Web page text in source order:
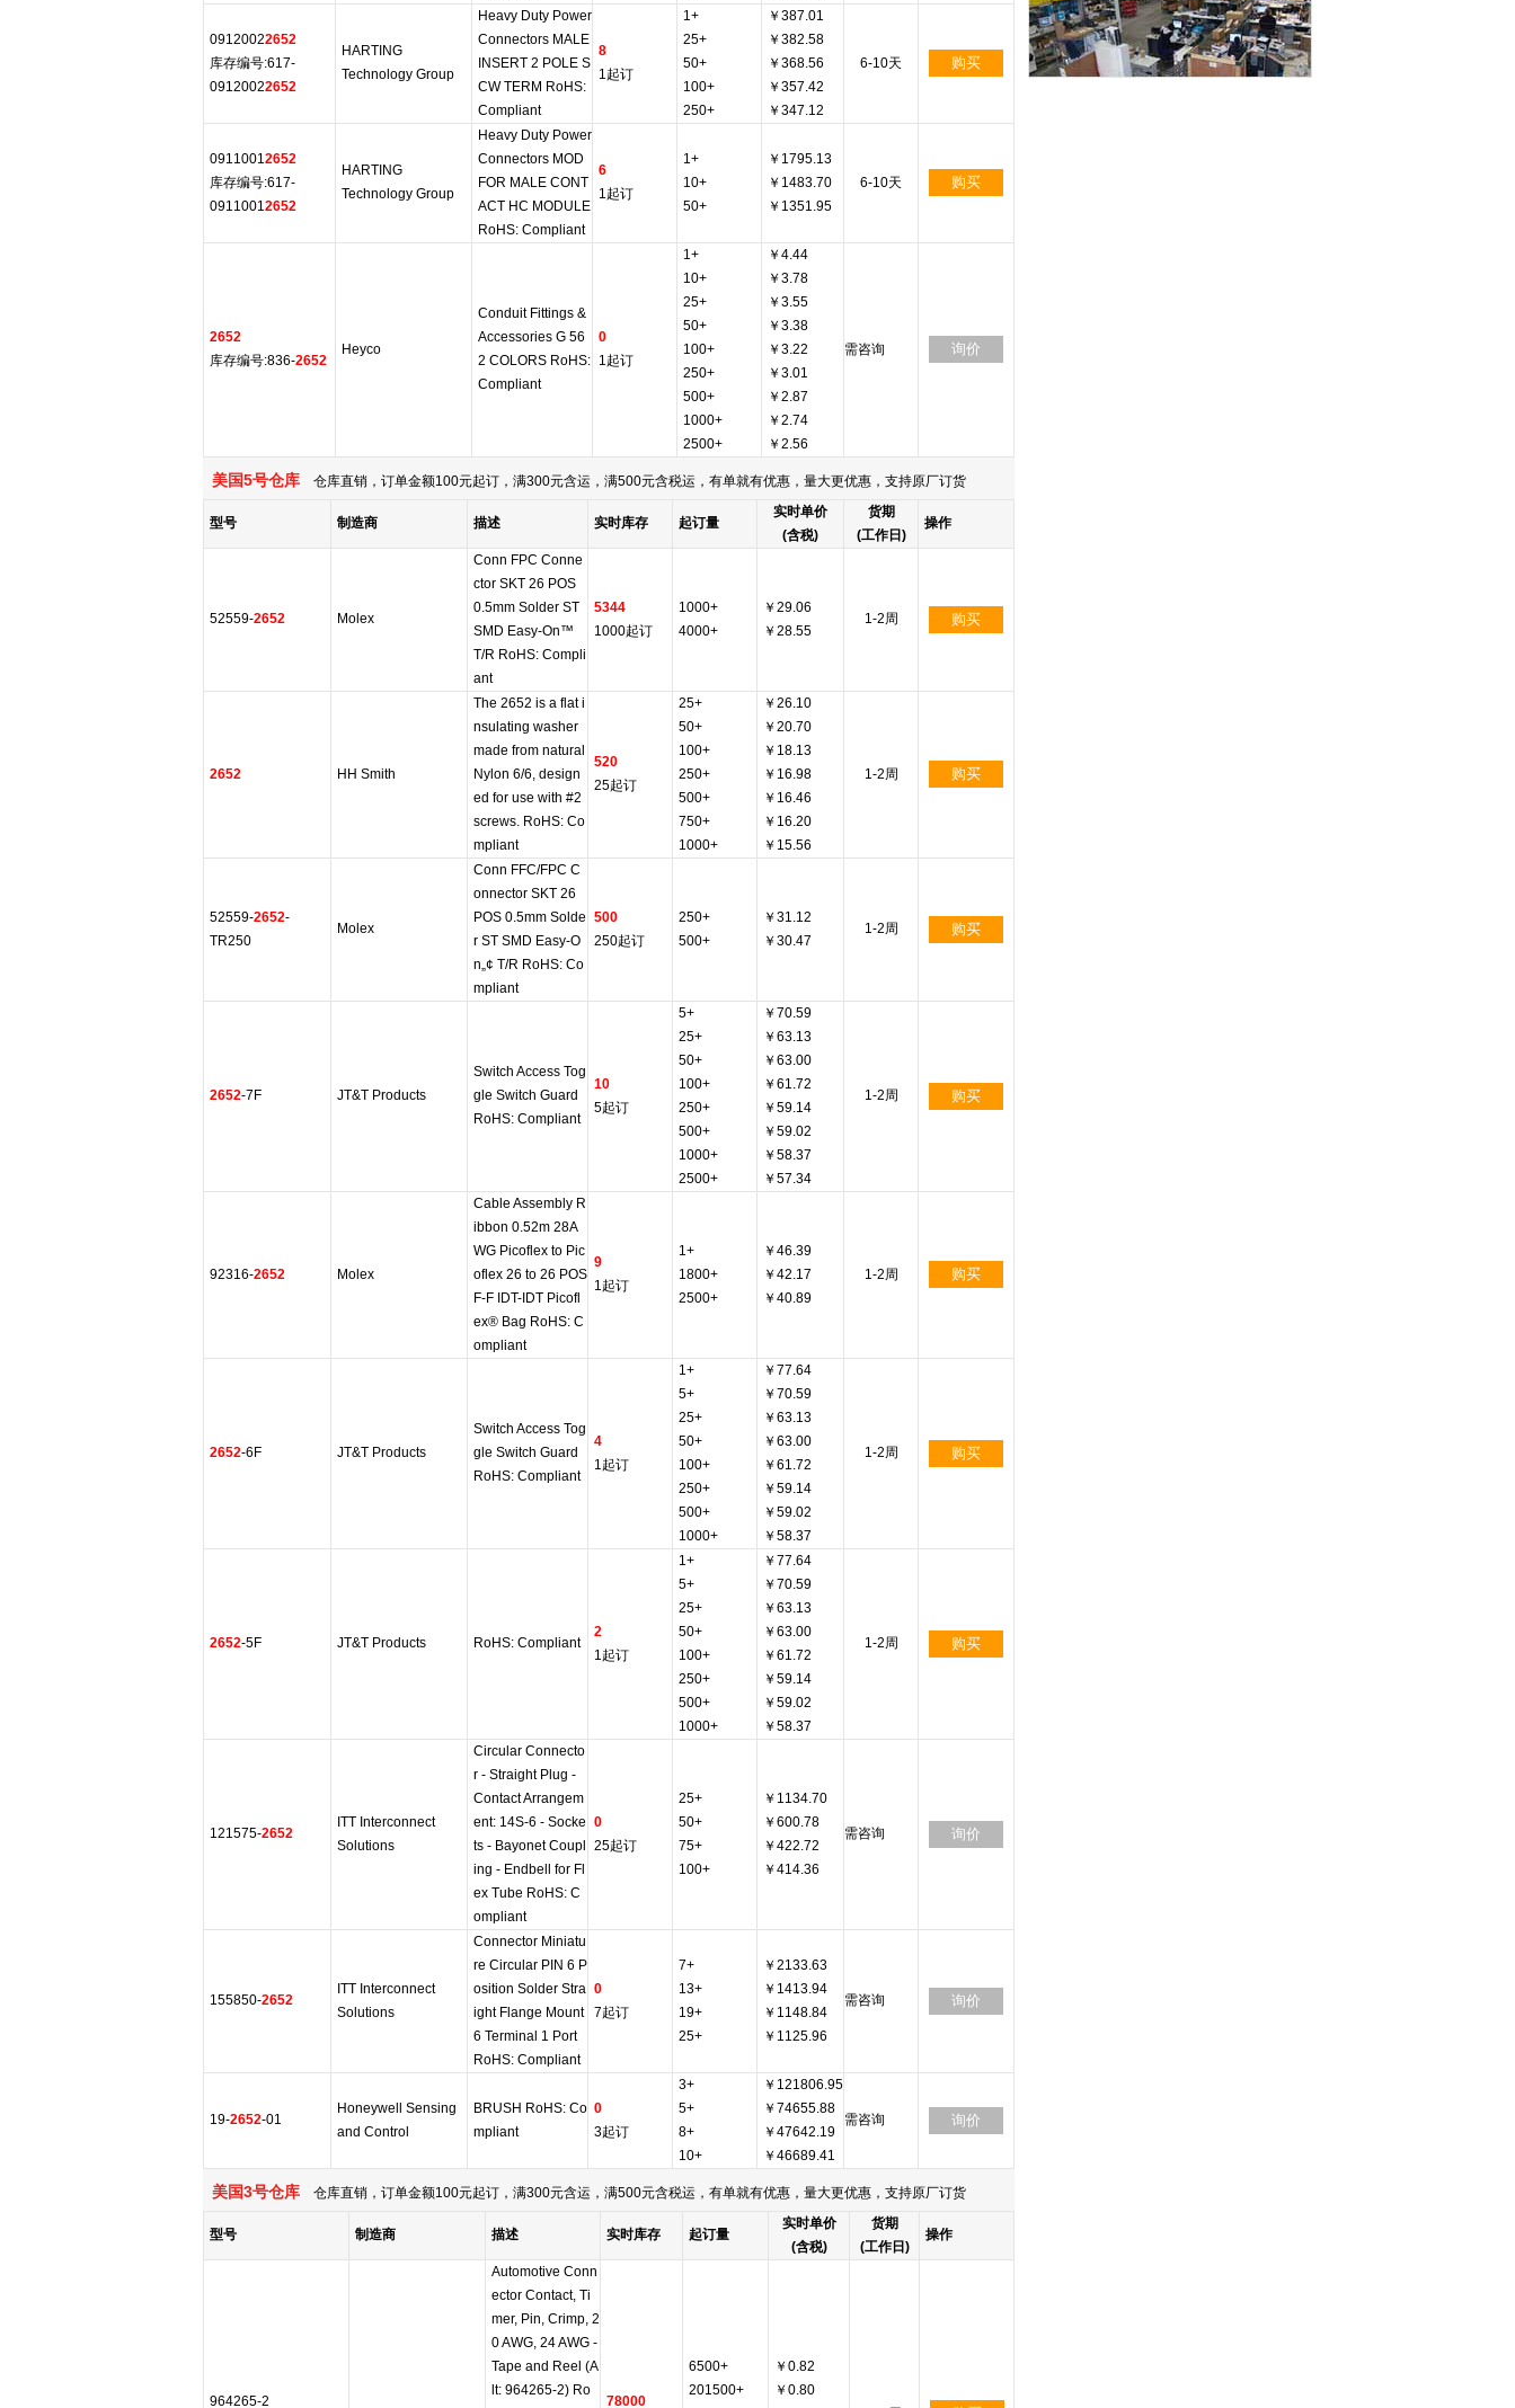
09120022652
库存编号:617-
09120022652
HARTING
Technology Group
Heavy Duty Power
Connectors MALE
INSERT 2 POLE S
CW TERM RoHS:
Compliant
8
1起订
1+
25+
50+
100+
250+
￥387.01
￥382.58
￥368.56
￥357.42
￥347.12
6-10天 购买
09110012652
库存编号:617-
09110012652
HARTING
Technology Group
Heavy Duty Power
Connectors MOD
FOR MALE CONT
ACT HC MODULE
RoHS: Compliant
6
1起订
1+
10+
50+
￥1795.13
￥1483.70
￥1351.95
6-10天 购买
2652
库存编号:836-2652
Heyco
Conduit Fittings &
Accessories G 56
2 COLORS RoHS:
Compliant
0
1起订
1+
10+
25+
50+
100+
250+
500+
1000+
2500+
￥4.44
￥3.78
￥3.55
￥3.38
￥3.22
￥3.01
￥2.87
￥2.74
￥2.56
需咨询 询价
美国5号仓库 仓库直销，订单金额100元起订，满300元含运，满500元含税运，有单就有优惠，量大更优惠，支持原厂订货
型号 制造商 描述 实时库存 起订量
实时单价
(含税)
货期
(工作日)
操作
52559-2652 Molex
Conn FPC Conne
ctor SKT 26 POS
0.5mm Solder ST
SMD Easy-On™
T/R RoHS: Compli
ant
5344
1000起订
1000+
4000+
￥29.06
￥28.55
1-2周 购买
2652 HH Smith
The 2652 is a flat i
nsulating washer
made from natural
Nylon 6/6, design
ed for use with #2
screws. RoHS: Co
mpliant
520
25起订
25+
50+
100+
250+
500+
750+
1000+
￥26.10
￥20.70
￥18.13
￥16.98
￥16.46
￥16.20
￥15.56
1-2周 购买
52559-2652-
TR250
Molex
Conn FFC/FPC C
onnector SKT 26
POS 0.5mm Solde
r ST SMD Easy-O
n„¢ T/R RoHS: Co
mpliant
500
250起订
250+
500+
￥31.12
￥30.47
1-2周 购买
2652-7F JT&T Products
Switch Access Tog
gle Switch Guard
RoHS: Compliant
10
5起订
5+
25+
50+
100+
250+
500+
1000+
2500+
￥70.59
￥63.13
￥63.00
￥61.72
￥59.14
￥59.02
￥58.37
￥57.34
1-2周 购买
92316-2652 Molex
Cable Assembly R
ibbon 0.52m 28A
WG Picoflex to Pic
oflex 26 to 26 POS
F-F IDT-IDT Picofl
ex® Bag RoHS: C
ompliant
9
1起订
1+
1800+
2500+
￥46.39
￥42.17
￥40.89
1-2周 购买
2652-6F JT&T Products
Switch Access Tog
gle Switch Guard
RoHS: Compliant
4
1起订
1+
5+
25+
50+
100+
250+
500+
1000+
￥77.64
￥70.59
￥63.13
￥63.00
￥61.72
￥59.14
￥59.02
￥58.37
1-2周 购买
2652-5F JT&T Products RoHS: Compliant
2
1起订
1+
5+
25+
50+
100+
250+
500+
1000+
￥77.64
￥70.59
￥63.13
￥63.00
￥61.72
￥59.14
￥59.02
￥58.37
1-2周 购买
121575-2652
ITT Interconnect
Solutions
Circular Connecto
r - Straight Plug -
Contact Arrangem
ent: 14S-6 - Socke
ts - Bayonet Coupl
ing - Endbell for Fl
ex Tube RoHS: C
ompliant
0
25起订
25+
50+
75+
100+
￥1134.70
￥600.78
￥422.72
￥414.36
需咨询 询价
155850-2652
ITT Interconnect
Solutions
Connector Miniatu
re Circular PIN 6 P
osition Solder Stra
ight Flange Mount
6 Terminal 1 Port
RoHS: Compliant
0
7起订
7+
13+
19+
25+
￥2133.63
￥1413.94
￥1148.84
￥1125.96
需咨询 询价
19-2652-01
Honeywell Sensing
and Control
BRUSH RoHS: Co
mpliant
0
3起订
3+
5+
8+
10+
￥121806.95
￥74655.88
￥47642.19
￥46689.41
需咨询 询价
美国3号仓库 仓库直销，订单金额100元起订，满300元含运，满500元含税运，有单就有优惠，量大更优惠，支持原厂订货
型号 制造商 描述 实时库存 起订量
实时单价
(含税)
货期
(工作日)
操作
964265-2
Automotive Conn
ector Contact, Ti
mer, Pin, Crimp, 2
0 AWG, 24 AWG -
Tape and Reel (A
lt: 964265-2) Ro
78000
6500+
201500+
￥0.82
￥0.80